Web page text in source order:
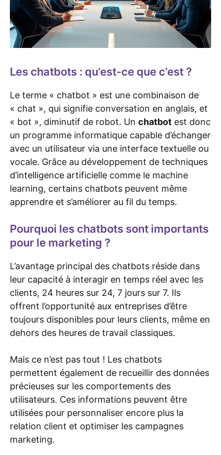
Les chatbots : qu’est-ce que c’est ?
Le terme « chatbot » est une combinaison de
« chat », qui signifie conversation en anglais, et
« bot », diminutif de robot. Un chatbot est donc
un programme informatique capable d’échanger
avec un utilisateur via une interface textuelle ou
vocale. Grâce au développement de techniques
d’intelligence artificielle comme le machine
learning, certains chatbots peuvent même
apprendre et s’améliorer au fil du temps.
Pourquoi les chatbots sont importants
pour le marketing ?
L’avantage principal des chatbots réside dans
leur capacité à interagir en temps réel avec les
clients, 24 heures sur 24, 7 jours sur 7. Ils
offrent l’opportunité aux entreprises d’être
toujours disponibles pour leurs clients, même en
dehors des heures de travail classiques.
Mais ce n’est pas tout ! Les chatbots
permettent également de recueillir des données
précieuses sur les comportements des
utilisateurs. Ces informations peuvent être
utilisées pour personnaliser encore plus la
relation client et optimiser les campagnes
marketing.